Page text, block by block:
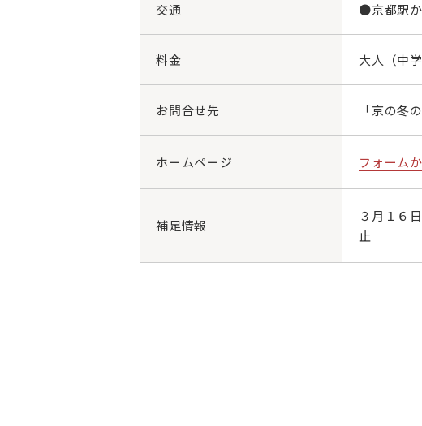
交通 ●京都駅
料金 大人（中
お問合せ先 「京の冬
ホームページ フォーム
補足情報
３月１６
止